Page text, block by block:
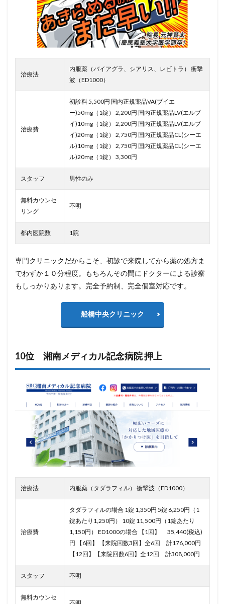
治療法
内服薬（バイアグラ、シアリス、レビトラ） 衝撃
波（ED1000）
治療費
初診料 5,500円 国内正規薬品VA(ブイエ
ー)50mg（1錠） 2,200円 国内正規薬品LV(エルブ
イ)10mg（1錠） 2,200円 国内正規薬品LV(エルブ
イ)20mg（1錠） 2,750円 国内正規薬品CL(シーエ
ル)10mg（1錠） 2,750円 国内正規薬品CL(シーエ
ル)20mg（1錠） 3,300円
スタッフ 男性のみ
無料カウンセ
リング
不明
都内医院数 1院
専門クリニックだからこそ、初診で来院してから薬の処方ま
でわずか１０分程度。もちろんその間にドクターによる診察
もしっかりあります。完全予約制、完全個室対応です。
船橋中央クリニック
10位 湘南メディカル記念病院 押上
治療法 内服薬（タダラフィル） 衝撃波（ED1000）
治療費
タダラフィルの場合 1錠 1,350円 5錠 6,250円（1
錠あたり1,250円） 10錠 11,500円（1錠あたり
1,150円） ED1000の場合
【1回】 35,440(税込)
円
【6回】 【来院回数3回】全6回 計176,000円
【12回】【来院回数6回】全12回 計308,000円
スタッフ 不明
無料カウンセ